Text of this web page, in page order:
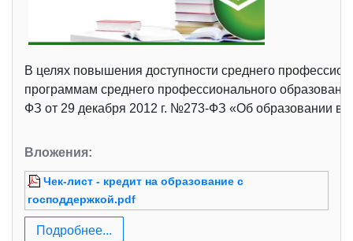
В целях повышения доступности среднего
программам среднего профессионального
ФЗ от 29 декабря 2012 г. №273-ФЗ «Об образовании в
Вложения:
Чек-лист - кредит на образование с
господдержкой.pdf
Подробнее...